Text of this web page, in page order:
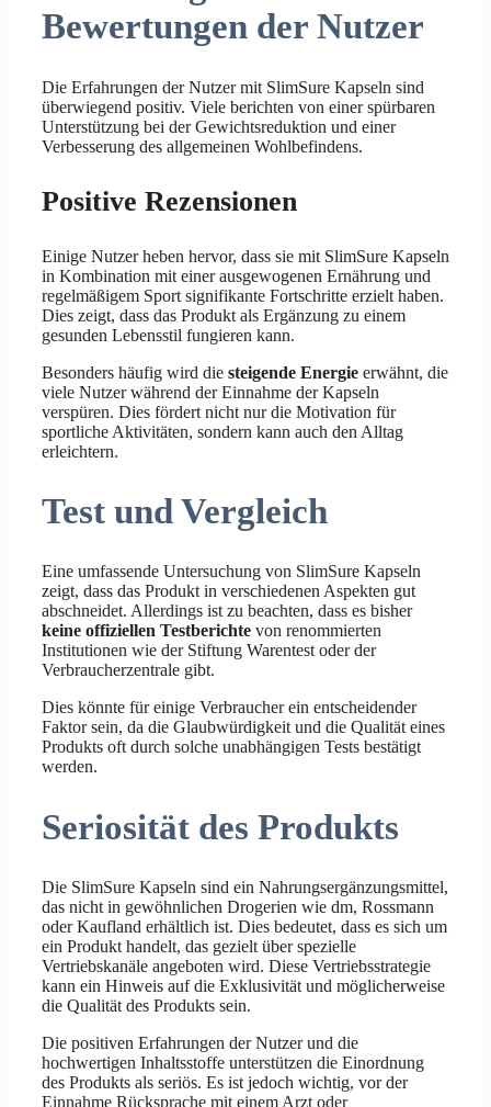
Bewertungen der Nutzer
Die Erfahrungen der Nutzer mit SlimSure Kapseln sind
überwiegend positiv. Viele berichten von einer spürbaren
Unterstützung bei der Gewichtsreduktion und einer
Verbesserung des allgemeinen Wohlbefindens.
Positive Rezensionen
Einige Nutzer heben hervor, dass sie mit SlimSure Kapseln
in Kombination mit einer ausgewogenen Ernährung und
regelmäßigem Sport signifikante Fortschritte erzielt haben.
Dies zeigt, dass das Produkt als Ergänzung zu einem
gesunden Lebensstil fungieren kann.
Besonders häufig wird die steigende Energie erwähnt, die
viele Nutzer während der Einnahme der Kapseln
verspüren. Dies fördert nicht nur die Motivation für
sportliche Aktivitäten, sondern kann auch den Alltag
erleichtern.
Test und Vergleich
Eine umfassende Untersuchung von SlimSure Kapseln
zeigt, dass das Produkt in verschiedenen Aspekten gut
abschneidet. Allerdings ist zu beachten, dass es bisher
keine offiziellen Testberichte von renommierten
Institutionen wie der Stiftung Warentest oder der
Verbraucherzentrale gibt.
Dies könnte für einige Verbraucher ein entscheidender
Faktor sein, da die Glaubwürdigkeit und die Qualität eines
Produkts oft durch solche unabhängigen Tests bestätigt
werden.
Seriosität des Produkts
Die SlimSure Kapseln sind ein Nahrungsergänzungsmittel,
das nicht in gewöhnlichen Drogerien wie dm, Rossmann
oder Kaufland erhältlich ist. Dies bedeutet, dass es sich um
ein Produkt handelt, das gezielt über spezielle
Vertriebskanäle angeboten wird. Diese Vertriebsstrategie
kann ein Hinweis auf die Exklusivität und möglicherweise
die Qualität des Produkts sein.
Die positiven Erfahrungen der Nutzer und die
hochwertigen Inhaltsstoffe unterstützen die Einordnung
des Produkts als seriös. Es ist jedoch wichtig, vor der
Einnahme Rücksprache mit einem Arzt oder